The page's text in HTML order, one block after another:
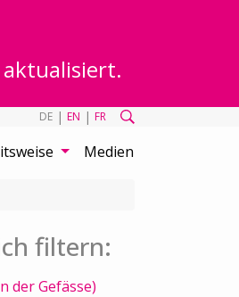
DE | EN | FR
Medien
filtern:
der Gefässe)